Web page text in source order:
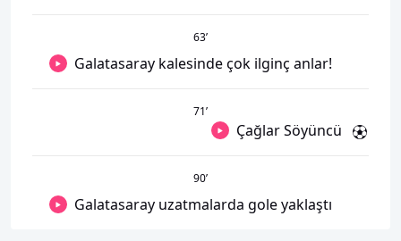
63’
Galatasaray kalesinde çok ilginç anlar!
71’
Çağlar Söyüncü
90’
Galatasaray uzatmalarda gole yaklaştı